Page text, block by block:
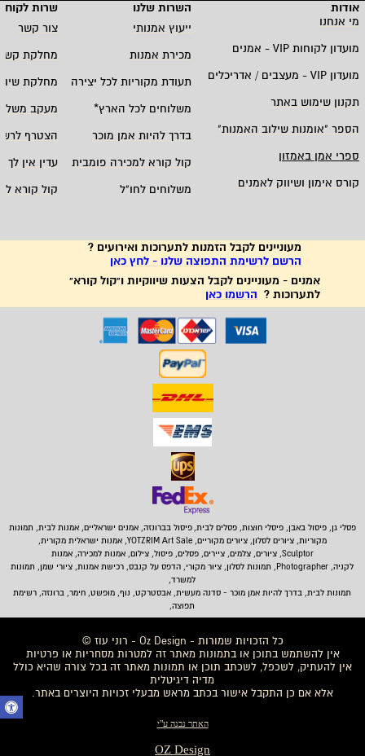
כל הזכויות שמורות - Oz Design - רוני עוז ©
אין להשתמש בתוכן או בתמונות מאתר זה למטרות מסחריות או פרטיות
אין להעתיק, לשכפל, לשכתב תוכן או תמונות מאתר זה בכל צורה שהיא כולל
מדיה דיגיטלית
אלא אם כן התקבל אישור בכתב מראש מבעלי זכויות היוצרים באתר.
פסלי גן, פיסול באבן, פיסלי חוצות, פסלים לבית,פיסול בברונזה, אמנים ישראליים, אמנות לבית, תמונות
מקוריות, ציורים לסלון, ציורים מקוריים, YOTZRIM Art Sale, אמנות ישראלית מקורית,
Sculptor, ציורים, צלמים, ציירים, פסלים, פיסול, צילום, אמנות למכירה, אמנות
לקניה, Photographer, תמונות לסלון, ציור מקורי, הדפס על קנבס, רכישת אמנות, ציורי שמן, תמונות
למשרד,
תמונות לבית, בדרך להיות אמן מוכר - סדנה מעשית, אבסטרקט, נוף, מופשט, חימר, ברונזה, רשימת
תפוצה,
אודות השרות שלנו
שרות
מי אנחנו
ייעוץ אמנותי
צור קשר
מועדון לקוחותVIP - אמנים מכירת אמנות
מחלקת
מועדון
מעצבים / אדריכלים תעודת מקוריות לכל יצירה
מחלקת
תקנון שימוש באתר
משלוחים לכל הארץ*
מעקב
הספר "אומנות שילוב האמנות" בדרך להיות אמן מוכר
הצטרף
ספרי אמן באמזון
קול קורא למכירה פומבית
עדין אין לך
קורס אימון ושיווק לאמנים
משלוחים לחו"ל קול קורא
מעוניינים לקבל הזמנות לתערוכות ואירועים ?
הרשם לרשימת התפוצה שלנו - לחץ כאן
אמנים - מעוניינים לקבל הצעות שיווקיות ו"קול קורא"
לתערוכות ? הרשמו כאן
האתר נבנה ע"י
OZ Design